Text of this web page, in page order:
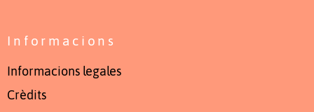
Informacions
Informacions legales
Crèdits